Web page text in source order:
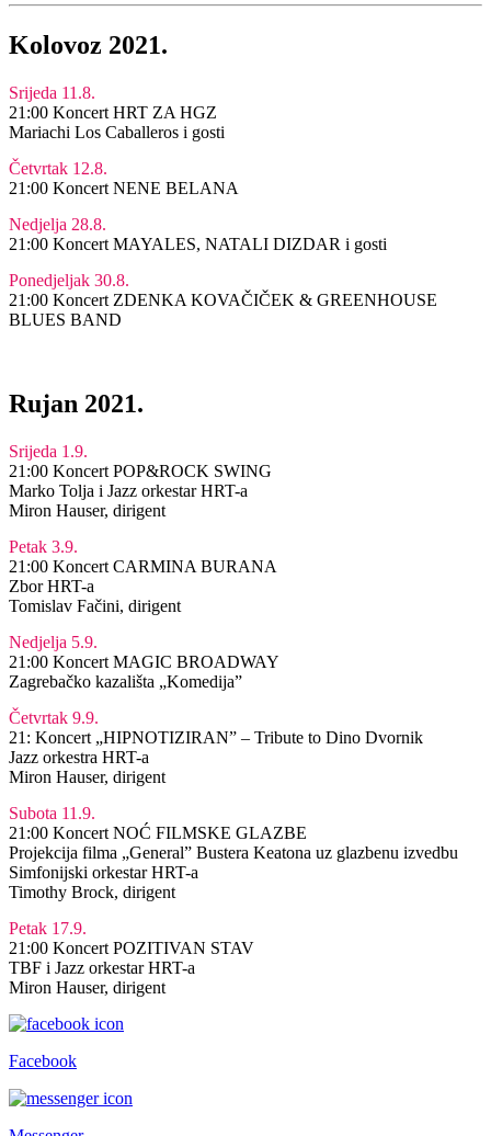
Kolovoz 2021.
Srijeda 11.8.
21:00 Koncert HRT ZA HGZ
Mariachi Los Caballeros i gosti
Četvrtak 12.8.
21:00 Koncert NENE BELANA
Nedjelja 28.8.
21:00 Koncert MAYALES, NATALI DIZDAR i gosti
Ponedjeljak 30.8.
21:00 Koncert ZDENKA KOVAČIČEK & GREENHOUSE
BLUES BAND
Rujan 2021.
Srijeda 1.9.
21:00 Koncert POP&ROCK SWING
Marko Tolja i Jazz orkestar HRT-a
Miron Hauser, dirigent
Petak 3.9.
21:00 Koncert CARMINA BURANA
Zbor HRT-a
Tomislav Fačini, dirigent
Nedjelja 5.9.
21:00 Koncert MAGIC BROADWAY
Zagrebačko kazališta „Komedija”
Četvrtak 9.9.
21: Koncert „HIPNOTIZIRAN” – Tribute to Dino Dvornik
Jazz orkestra HRT-a
Miron Hauser, dirigent
Subota 11.9.
21:00 Koncert NOĆ FILMSKE GLAZBE
Projekcija filma „General” Bustera Keatona uz glazbenu izvedbu
Simfonijski orkestar HRT-a
Timothy Brock, dirigent
Petak 17.9.
21:00 Koncert POZITIVAN STAV
TBF i Jazz orkestar HRT-a
Miron Hauser, dirigent
Facebook